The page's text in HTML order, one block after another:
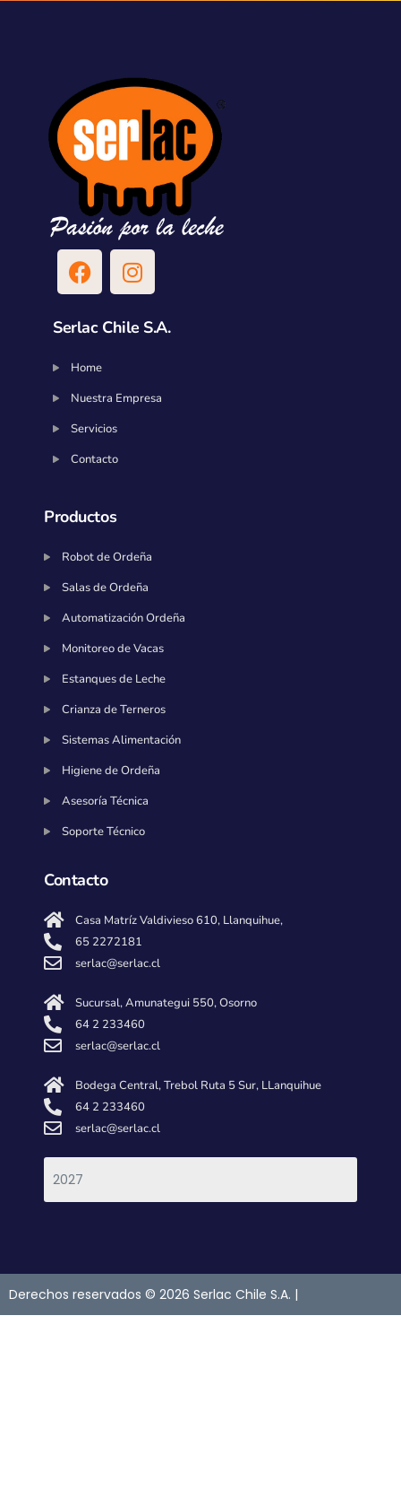
Serlac Chile S.A.
Home
Nuestra Empresa
Servicios
Contacto
Productos
Robot de Ordeña
Salas de Ordeña
Automatización Ordeña
Monitoreo de Vacas
Estanques de Leche
Crianza de Terneros
Sistemas Alimentación
Higiene de Ordeña
Asesoría Técnica
Soporte Técnico
Contacto
Casa Matríz Valdivieso 610, Llanquihue,
65 2272181
serlac@serlac.cl
Sucursal, Amunategui 550, Osorno
64 2 233460
serlac@serlac.cl
Bodega Central, Trebol Ruta 5 Sur, LLanquihue
64 2 233460
serlac@serlac.cl
Derechos reservados © 2026 Serlac Chile S.A. |